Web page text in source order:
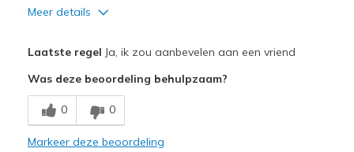
Meer details
Breathe Well
Comfortable
Laatste regel Ja, ik zou aanbevelen aan een vriend
Was deze beoordeling behulpzaam?
0 0
Markeer deze beoordeling